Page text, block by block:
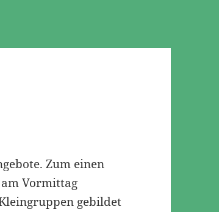
Zum einen
Vormittag
gebildet